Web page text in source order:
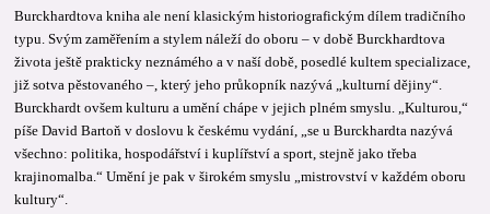
Burckhardtova kniha ale není klasickým historiografickým dílem tradičního
typu. Svým zaměřením a stylem náleží do oboru – v době Burckhardtova
života ještě prakticky neznámého a v naší době, posedlé kultem specializace,
již sotva pěstovaného –, který jeho průkopník nazývá „kulturní dějiny“.
Burckhardt ovšem kulturu a umění chápe v jejich plném smyslu. „Kulturou,“
píše David Bartoň v doslovu k českému vydání, „se u Burckhardta nazývá
všechno: politika, hospodářství i kuplířství a sport, stejně jako třeba
krajinomalba.“ Umění je pak v širokém smyslu „mistrovství v každém oboru
kultury“.